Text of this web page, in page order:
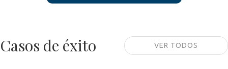
Casos de éxito VER TODOS